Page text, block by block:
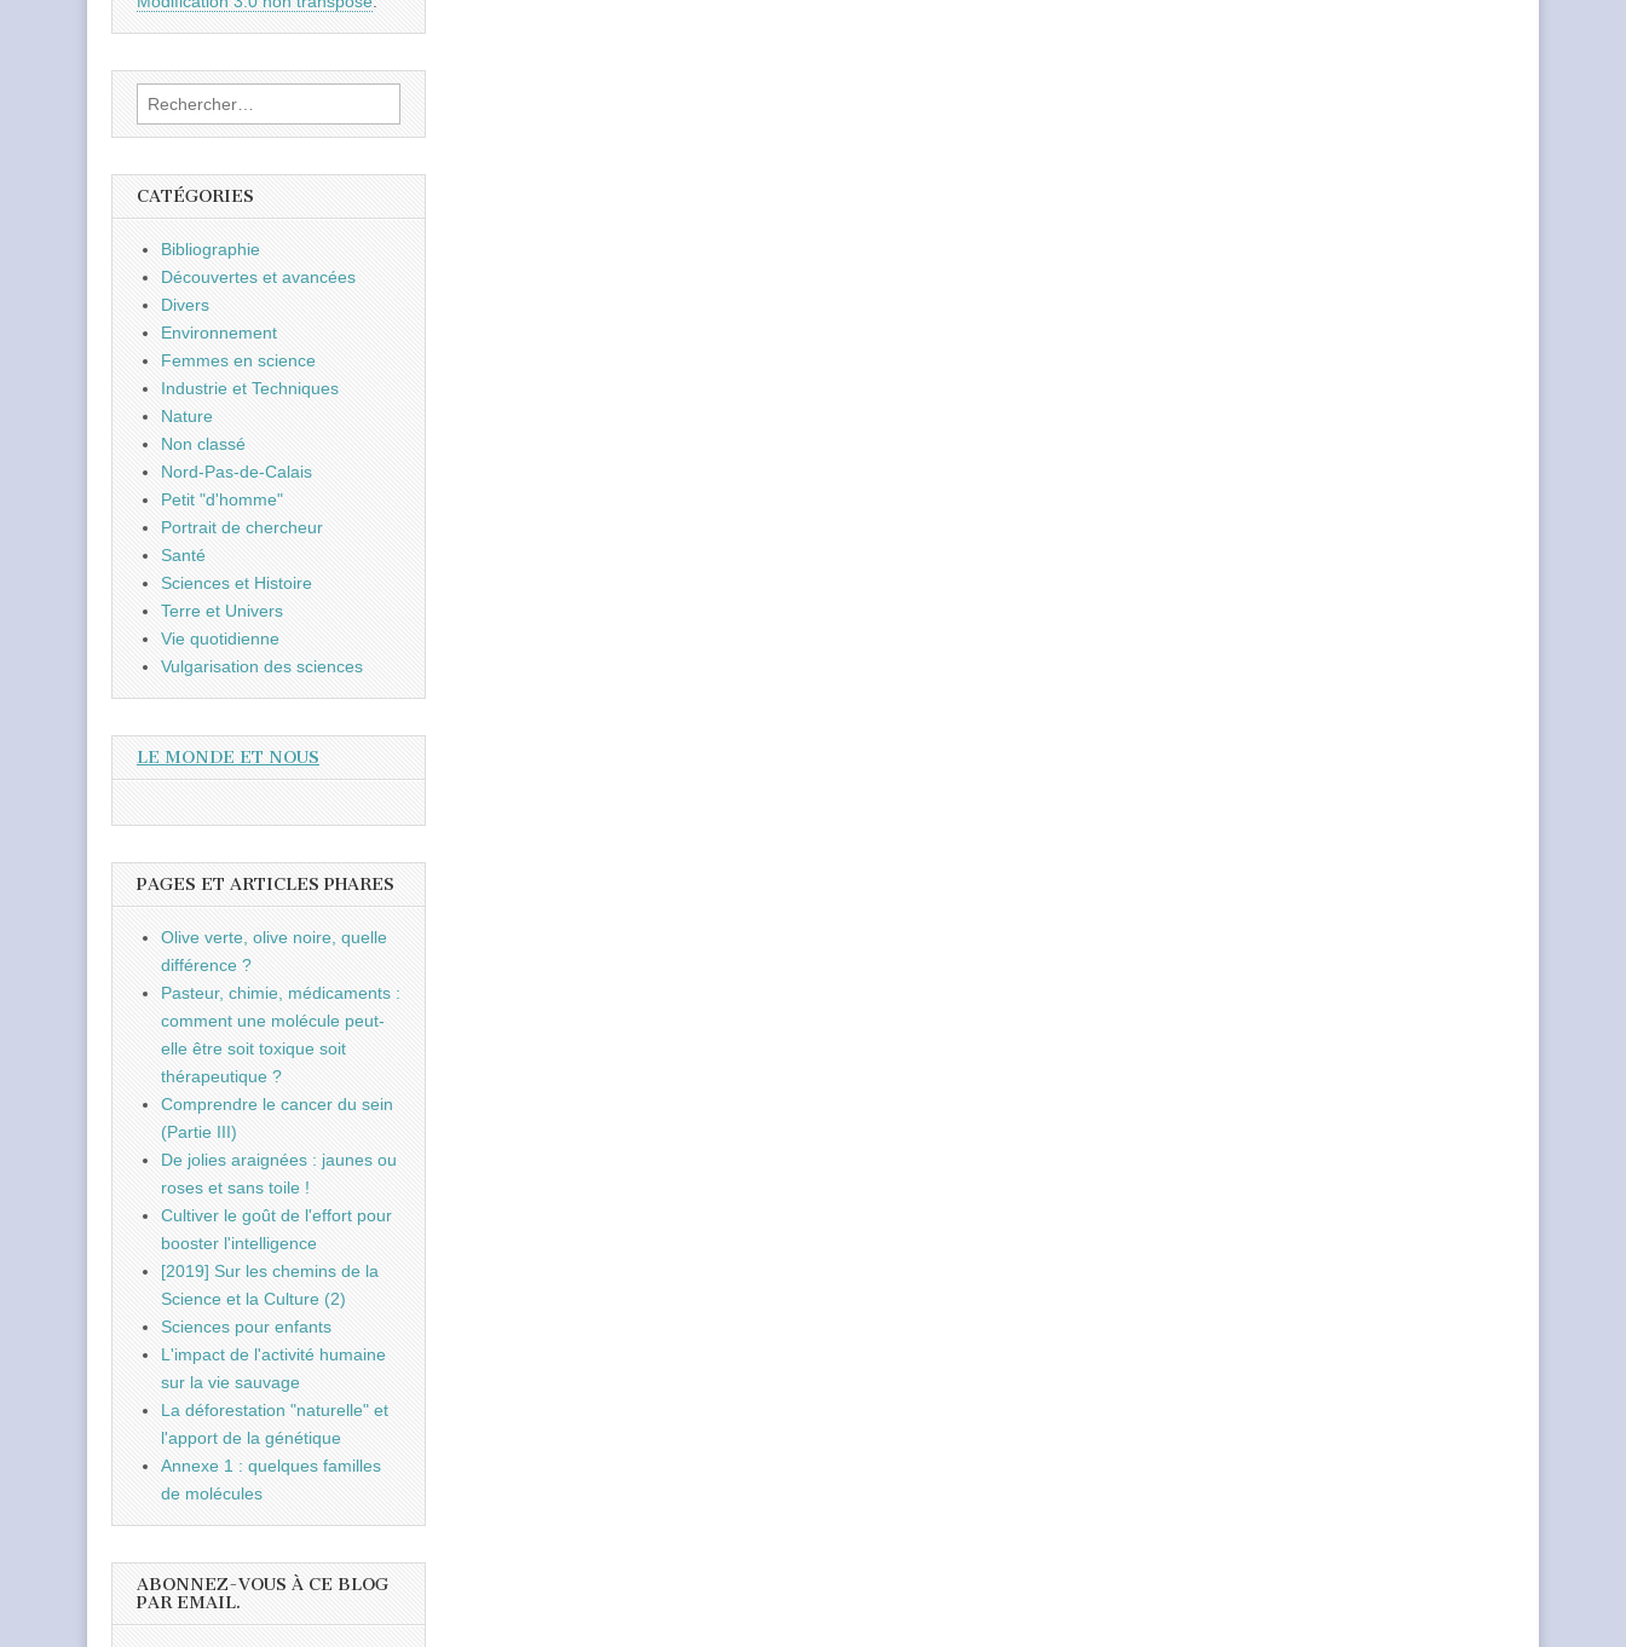
Rechercher :
CATÉGORIES
Bibliographie
Découvertes et avancées
Divers
Environnement
Femmes en science
Industrie et Techniques
Nature
Non classé
Nord-Pas-de-Calais
Petit "d'homme"
Portrait de chercheur
Santé
Sciences et Histoire
Terre et Univers
Vie quotidienne
Vulgarisation des sciences
LE MONDE ET NOUS
PAGES ET ARTICLES PHARES
Olive verte, olive noire, quelle
différence ?
Pasteur, chimie, médicaments :
comment une molécule peut-
elle être soit toxique soit
thérapeutique ?
Comprendre le cancer du sein
(Partie III)
De jolies araignées : jaunes ou
roses et sans toile !
Cultiver le goût de l'effort pour
booster l'intelligence
[2019] Sur les chemins de la
Science et la Culture (2)
Sciences pour enfants
L'impact de l'activité humaine
sur la vie sauvage
La déforestation "naturelle" et
l'apport de la génétique
Annexe 1 : quelques familles
de molécules
ABONNEZ-VOUS À CE BLOG
PAR EMAIL.